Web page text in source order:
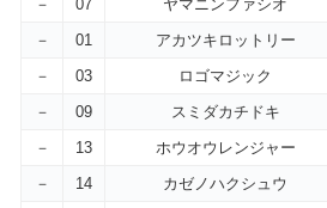
－ 07 ヤマニンファシオ
－
01 アカツキロットリー
－
03 ロゴマジック
－
09 スミダカチドキ
－
13 ホウオウレンジャー
－
14 カゼノハクシュウ